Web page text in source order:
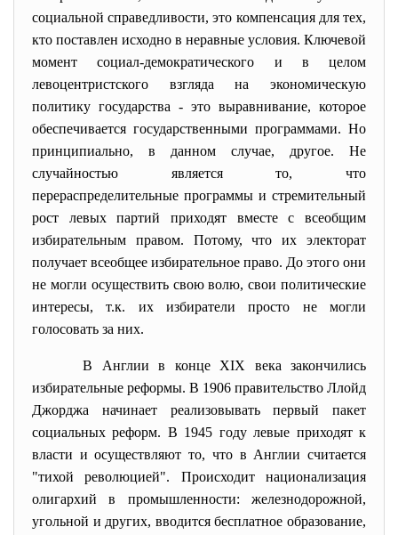
социальной справедливости, это компенсация для тех,
кто поставлен исходно в неравные условия. Ключевой
момент социал-демократического и в целом
левоцентристского взгляда на экономическую
политику государства - это выравнивание, которое
обеспечивается государственными программами. Но
принципиально, в данном случае, другое. Не
случайностью является то, что
перераспределительные программы и стремительный
рост левых партий приходят вместе с всеобщим
избирательным правом. Потому, что их электорат
получает всеобщее избирательное право. До этого они
не могли осуществить свою волю, свои политические
интересы, т.к. их избиратели просто не могли
голосовать за них.
В Англии в конце XIX века закончились
избирательные реформы. В 1906 правительство Ллойд
Джорджа начинает реализовывать первый пакет
социальных реформ. В 1945 году левые приходят к
власти и осуществляют то, что в Англии считается
"тихой революцией". Происходит национализация
олигархий в промышленности: железнодорожной,
угольной и других, вводится бесплатное образование,